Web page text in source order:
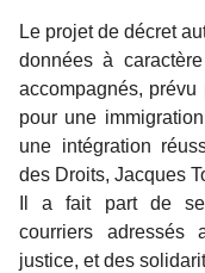
Le projet de décret
données à
accompagnés,
pour une
une intégration
des Droits, Jacques
Il a fait part de
courriers adressés
justice, et des